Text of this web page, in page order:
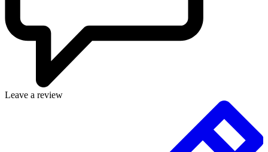
Leave a review